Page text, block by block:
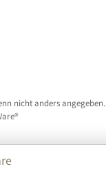
nicht anders angegeben.